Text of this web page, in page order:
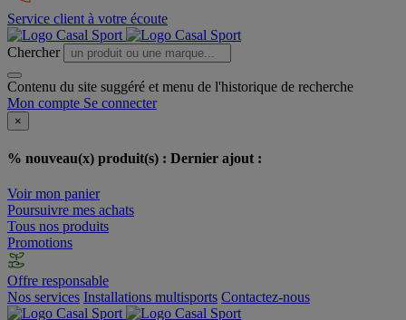
Service client à votre écoute
Chercher
Contenu du site suggéré et menu de l'historique de recherche
Mon compte Se connecter
×
% nouveau(x) produit(s) : Dernier ajout :
Voir mon panier
Poursuivre mes achats
Tous nos produits
Promotions
Offre responsable
Nos services Installations multisports Contactez-nous